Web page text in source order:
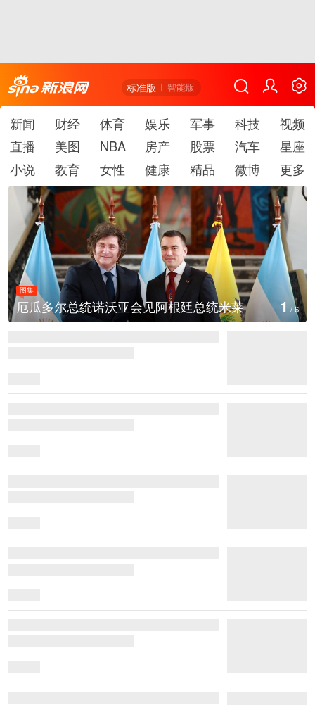
标准版 智能版
新闻 财经 体育 娱乐 军事 科技
视频
直播
美图 NBA 房产 股票 汽车
星座
小说
教育 女性 健康 精品 微博 更多
图集
厄瓜多尔总统诺沃亚会见阿根廷总统米莱 2/6